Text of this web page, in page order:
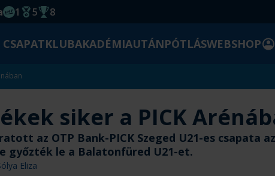
EHF kupagyőzelem 2014
1
Magyar Bajnoki cím
5
Magyar-Kupa győzelem
8
KLUBAKADÉMIAUTÁNPÓTLÁSWEBSHOP
siker a PICK
az OTP Bank-PICK Szeged U21-es csapata
győzték le a Balatonfüred U21-et.
Eliza